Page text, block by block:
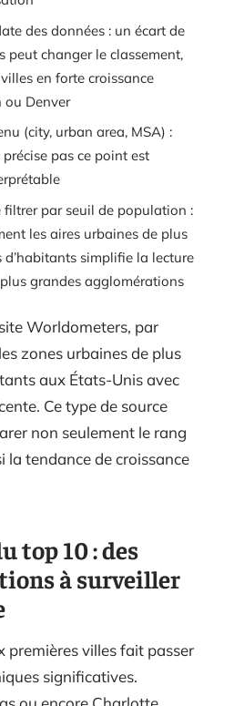
des données : un écart de
peut changer le classement,
en forte croissance
ou Denver
(city, urban area, MSA) :
pas ce point est
filtrer par seuil de population :
les aires urbaines de plus
simplifie la lecture
grandes agglomérations
Worldometers, par
zones urbaines de plus
aux États-Unis avec
Ce type de source
non seulement le rang
la tendance de croissance
top 10 : des
à surveiller
premières villes fait passer
significatives.